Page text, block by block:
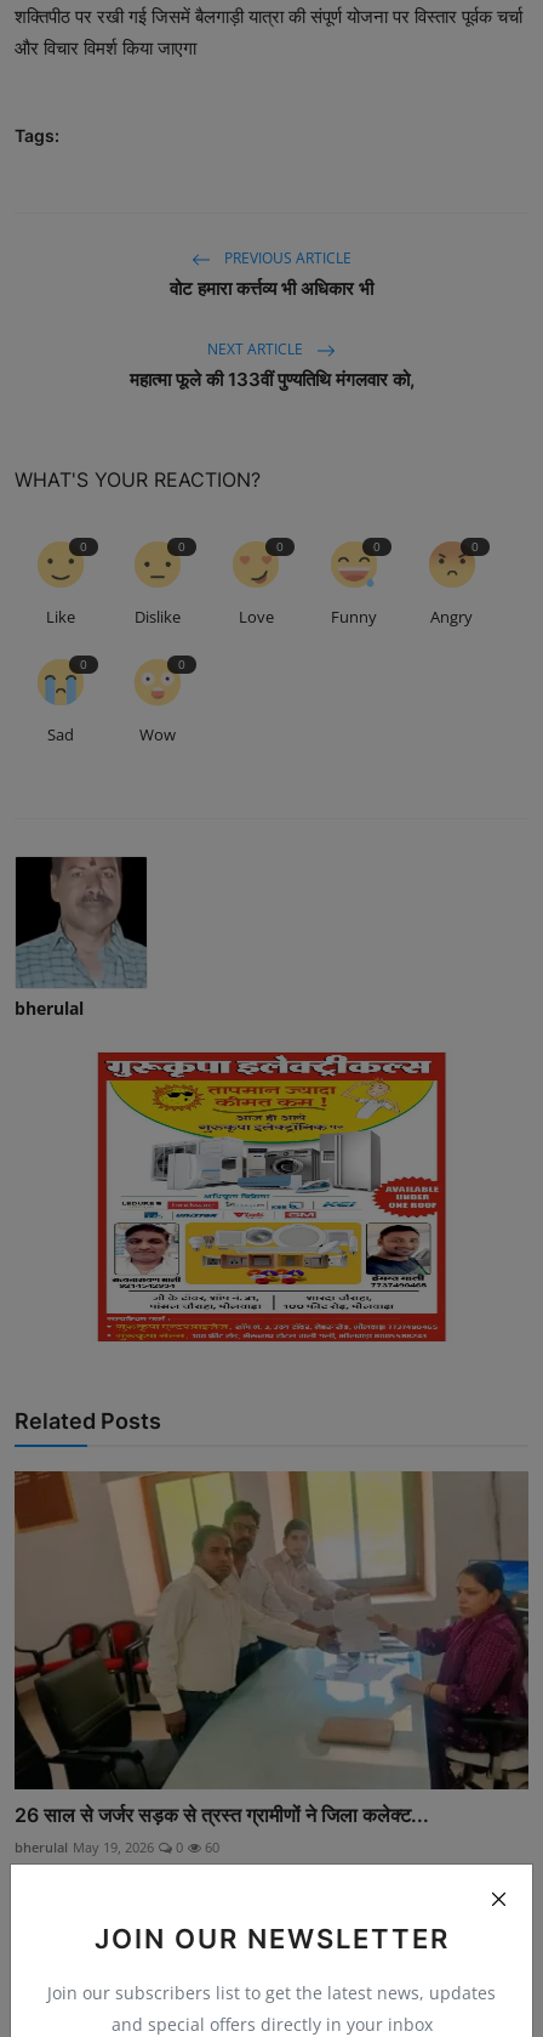
JOIN OUR NEWSLETTER
Join our subscribers list to get the latest news, updates
and special offers directly in your inbox
शक्तिपीठ पर रखी गई जिसमें बैलगाड़ी यात्रा की संपूर्ण योजना पर विस्तार पूर्वक चर्चा
और विचार विमर्श किया जाएगा
Tags:
PREVIOUS ARTICLE
वोट हमारा कर्त्तव्य भी अधिकार भी
NEXT ARTICLE
महात्मा फूले की 133वीं पुण्यतिथि मंगलवार को,
WHAT'S YOUR REACTION?
0
Like
0
Dislike
0
Love
0
Funny
0
Angry
0
Sad
0
Wow
bherulal
Related Posts
26 साल से जर्जर सड़क से त्रस्त ग्रामीणों ने जिला कलेक्ट...
bherulal May 19, 2026 0 60